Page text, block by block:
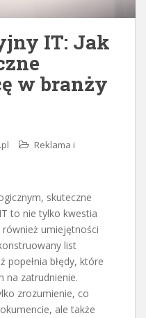
IT: Jak
w branży
Reklama i
skuteczne
to nie tylko kwestia
umiejętności
list
popełnia błędy, które
na zatrudnienie.
zrozumienie, co
ale także